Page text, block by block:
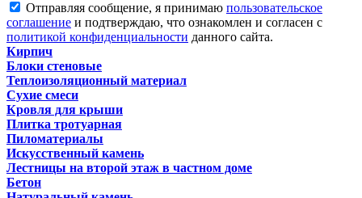
Отправляя сообщение, я принимаю пользовательское
соглашение и подтверждаю, что ознакомлен и согласен с
политикой конфиденциальности данного сайта.
Кирпич
Блоки стеновые
Теплоизоляционный материал
Сухие смеси
Кровля для крыши
Плитка тротуарная
Пиломатериалы
Искусственный камень
Лестницы на второй этаж в частном доме
Бетон